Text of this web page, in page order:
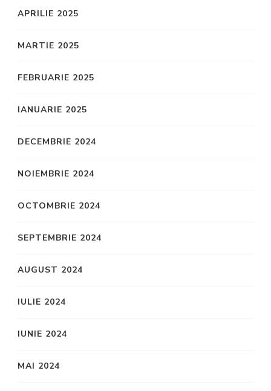
APRILIE 2025
MARTIE 2025
FEBRUARIE 2025
IANUARIE 2025
DECEMBRIE 2024
NOIEMBRIE 2024
OCTOMBRIE 2024
SEPTEMBRIE 2024
AUGUST 2024
IULIE 2024
IUNIE 2024
MAI 2024